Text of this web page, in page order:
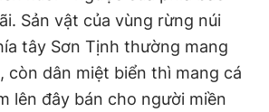
Sản vật của vùng rừng núi
tây Sơn Tịnh thường mang
còn dân miệt biển thì mang cá
lên đây bán cho người miền